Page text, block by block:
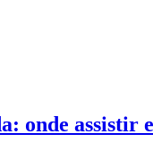
onde assistir